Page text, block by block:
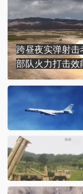
跨昼夜实弹射击
部队火力打击效